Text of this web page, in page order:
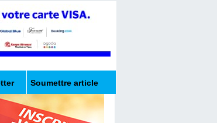
Soumettre article